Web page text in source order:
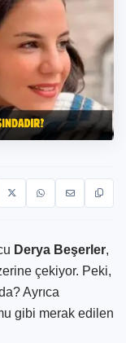
Derya Beşerler,
çekiyor. Peki,
Ayrıca
gibi merak edilen